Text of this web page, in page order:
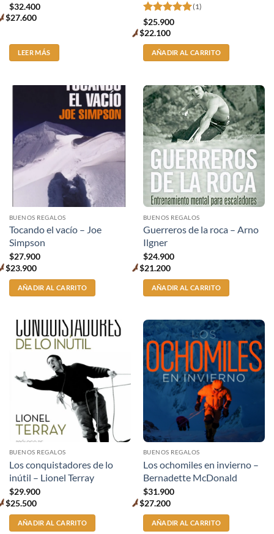
$32.400
Premium
$27.600
LEER MÁS
Valorado
con5de 5
(1)
$25.900
Premium
price
$22.100
AÑADIR AL CARRITO
BUENOS REGALOS
Tocando el vacío – Joe
Simpson
$27.900
Premium
price
$23.900
AÑADIR AL CARRITO
BUENOS REGALOS
Guerreros de la roca – Arno
Ilgner
$24.900
Premium
price
$21.200
AÑADIR AL CARRITO
BUENOS REGALOS
Los conquistadores de lo
inútil – Lionel Terray
$29.900
Premium
price
$25.500
AÑADIR AL CARRITO
BUENOS REGALOS
Los ochomiles en invierno –
Bernadette McDonald
$31.900
Premium
price
$27.200
AÑADIR AL CARRITO